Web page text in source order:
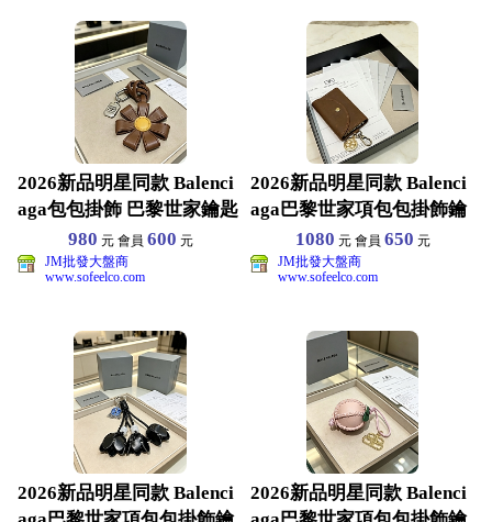
2026新品明星同款 Balenci
aga包包掛飾 巴黎世家鑰匙
980 元 會員 600 元
JM批發大盤商
www.sofeelco.com
2026新品明星同款 Balenci
aga巴黎世家項包包掛飾鑰
匙扣 黃1080 元 會員 650 元
JM批發大盤商
www.sofeelco.com
2026新品明星同款 Balenci
2026新品明星同款 Balenci